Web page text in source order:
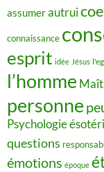
assumerautrui
connaissance
esprit idée Jésus
l’homme
personne
Psychologie
questions
émotions époque